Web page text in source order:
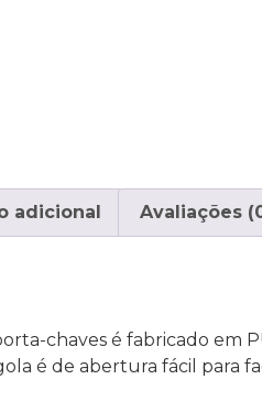
adicional Avaliações
chaves é fabricado
é de abertura fácil para